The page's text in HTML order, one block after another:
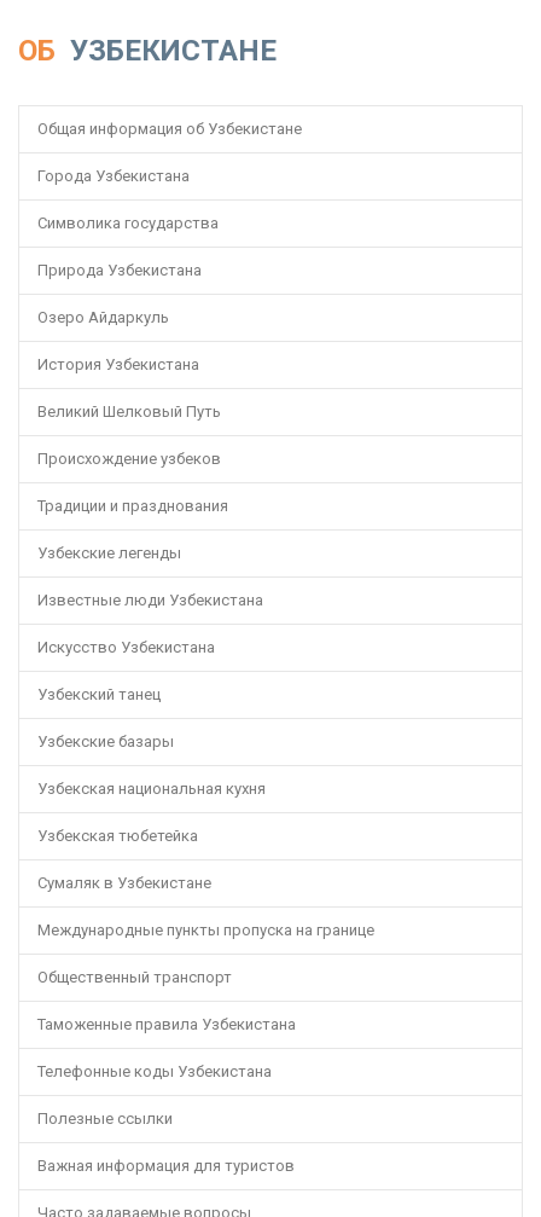
ОБ УЗБЕКИСТАНЕ
Общая информация об Узбекистане
Города Узбекистана
Символика государства
Природа Узбекистана
Озеро Айдаркуль
История Узбекистана
Великий Шелковый Путь
Происхождение узбеков
Традиции и празднования
Узбекские легенды
Известные люди Узбекистана
Искусство Узбекистана
Узбекский танец
Узбекские базары
Узбекская национальная кухня
Узбекская тюбетейка
Сумаляк в Узбекистане
Международные пункты пропуска на границе
Общественный транспорт
Таможенные правила Узбекистана
Телефонные коды Узбекистана
Полезные ссылки
Важная информация для туристов
Часто задаваемые вопросы